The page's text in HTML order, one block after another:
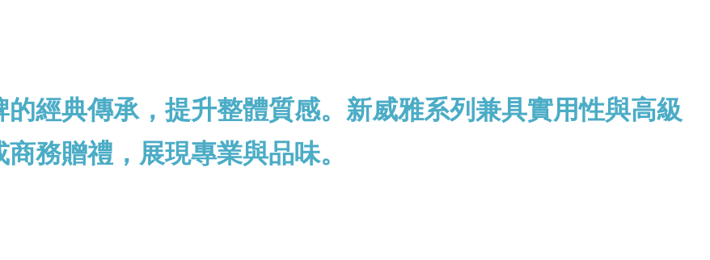
經典傳承，提升整體質感。新威雅系列兼具實用性與高級
務贈禮，展現專業與品味。